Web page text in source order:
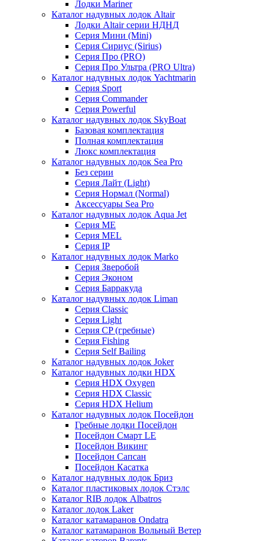
Лодки Mariner
Каталог надувных лодок Altair
Лодки Altair серии НДНД
Серия Мини (Mini)
Серия Сириус (Sirius)
Серия Про (PRO)
Серия Про Ультра (PRO Ultra)
Каталог надувных лодок Yachtmarin
Серия Sport
Серия Commander
Серия Powerful
Каталог надувных лодок SkyBoat
Базовая комплектация
Полная комплектация
Люкс комплектация
Каталог надувных лодок Sea Pro
Без серии
Серия Лайт (Light)
Серия Нормал (Normal)
Аксессуары Sea Pro
Каталог надувных лодок Aqua Jet
Серия ME
Серия MEL
Серия IP
Каталог надувных лодок Marko
Серия Зверобой
Серия Эконом
Серия Барракуда
Каталог надувных лодок Liman
Серия Classic
Серия Light
Серия CP (гребные)
Серия Fishing
Серия Self Bailing
Каталог надувных лодок Joker
Каталог надувных лодки HDX
Серия HDX Oxygen
Серия HDX Classic
Серия HDX Helium
Каталог надувных лодок Посейдон
Гребные лодки Посейдон
Посейдон Смарт LE
Посейдон Викинг
Посейдон Сапсан
Посейдон Касатка
Каталог надувных лодок Бриз
Каталог пластиковых лодок Стэлс
Каталог RIB лодок Albatros
Каталог лодок Laker
Каталог катамаранов Ondatra
Каталог катамаранов Вольный Ветер